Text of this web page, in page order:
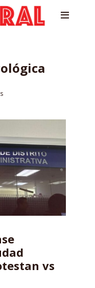
vs